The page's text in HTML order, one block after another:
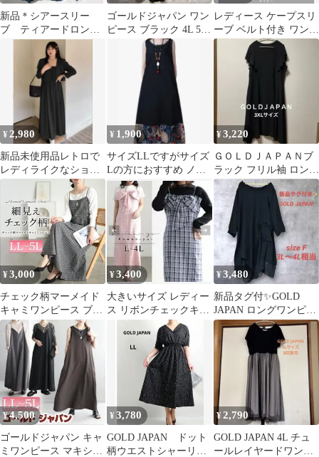
新品＊シアースリー
ブ ティアードロング
ワンピース 3L GOLD
ゴールドジャパン ワン
ピース ブラック 4L 5L
大きいサイズ レイヤー
レディース ケープスリ
ーブ ベルト付き ワンピ
ース ネイビー
¥ 2,980
新品未使用品レトロで
レディライクなショー
トジャケット+肩紐ワン
ピーススーツ 4L
¥ 1,900
サイズLLですがサイズ
Lの方におすすめ ノー
スリーブワンピース
¥3,220
ＧＯＬＤＪＡＰＡＮブ
ラック フリル袖 ロング
ワンピース3XLサイズ
¥3,000
チェック柄マーメイド
キャミワンピース ブラ
ック 4L ゴールドジャ
パン
¥3,400
大きいサイズ レディー
ス リボンチェックキャ
ミワンピース3L新品タ
グ付き
¥3,480
新品タグ付✨GOLD
JAPAN ロングワンピー
ス アシンメトリー 3L
4L
¥4,500
ゴールドジャパン キャ
ミワンピース マキシ丈
¥3,780
GOLD JAPAN ドット
柄ウエストシャーリン
¥2,790
GOLD JAPAN 4L チュ
ールレイヤードワンピ